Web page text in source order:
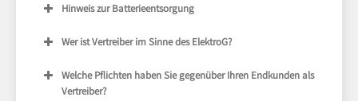
Hinweis zur Batterieentsorgung
Wer ist Vertreiber im Sinne des ElektroG?
Welche Pflichten haben Sie gegenüber Ihren Endkunden als
Vertreiber?